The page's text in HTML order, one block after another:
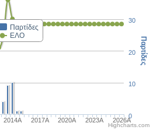
Παρτίδες
ΕΛΟ
2014A 2017A 2020A 2023Α 2026A
0
10
20
30
Παρτίδες
Highcharts.com